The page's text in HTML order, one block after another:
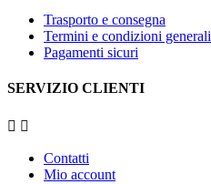
Trasporto e consegna
Termini e condizioni generali
Pagamenti sicuri
SERVIZIO CLIENTI
 
Contatti
Mio account